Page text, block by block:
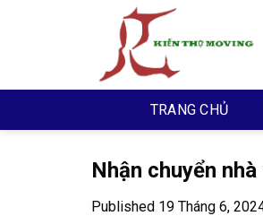
TRANG CHỦ
Nhận chuyển
Published 19 Tháng 6,